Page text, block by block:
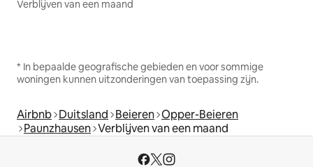
Verblijven van een maand
* In bepaalde geografische gebieden en voor sommige
woningen kunnen uitzonderingen van toepassing zijn.
Airbnb Duitsland Beieren Opper-Beieren
Paunzhausen Verblijven van een maand